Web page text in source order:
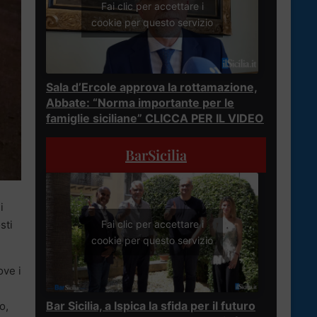
i
Fai clic per accettare i
cookie per questo servizio
Sala d’Ercole approva la rottamazione,
Abbate: “Norma importante per le
famiglie siciliane” CLICCA PER IL VIDEO
BarSicilia
Fai clic per accettare i
cookie per questo servizio
Bar Sicilia, a Ispica la sfida per il futuro